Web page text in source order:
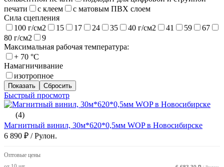
печати
с клеем
с матовым ПВХ слоем
Сила сцепления
100 г/см2
15 17 24 35 40 г/см2 41 59
67
80 г/см2
9
Максимальная рабочая температура:
+ 70 °C
Намагничивание
изотропное
Быстрый просмотр
(4)
Магнитный винил, 30м*620*0,5мм WOP в Новосибирске
6 890 ₽ / Рулон.
Оптовые цены